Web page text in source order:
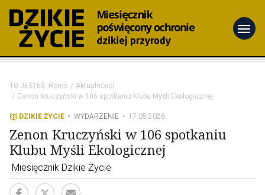
menu
TU JESTEŚ: Home
Aktualności
Zenon Kruczyński w 106 spotkaniu Klubu Myśli Ekologicznej
DZIKIE ŻYCIE WYDARZENIE 17.05.2026
Zenon Kruczyński w 106 spotkaniu
Klubu Myśli Ekologicznej
Miesięcznik Dzikie Życie